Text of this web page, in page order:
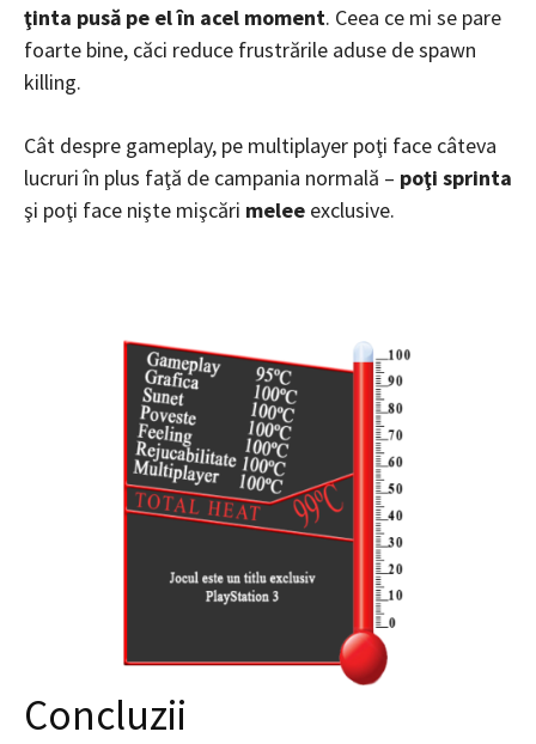
ţinta pusă pe el în acel moment. Ceea ce mi se pare
foarte bine, căci reduce frustrările aduse de spawn
killing.
Cât despre gameplay, pe multiplayer poţi face câteva
lucruri în plus faţă de campania normală – poţi sprinta
şi poţi face nişte mişcări melee exclusive.
Concluzii